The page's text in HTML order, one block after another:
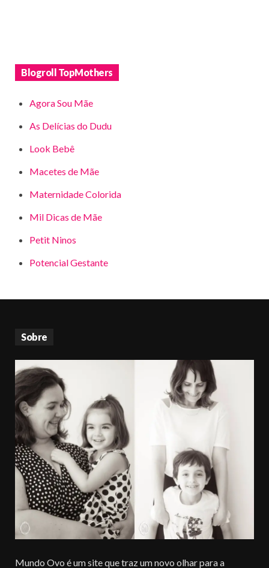
Blogroll TopMothers
Agora Sou Mãe
As Delícias do Dudu
Look Bebê
Macetes de Mãe
Maternidade Colorida
Mil Dicas de Mãe
Petit Ninos
Potencial Gestante
Sobre
Mundo Ovo é um site que traz um novo olhar para a